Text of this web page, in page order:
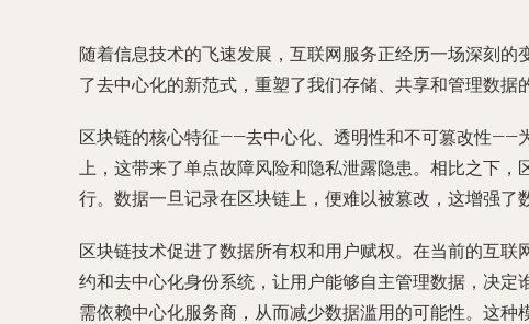
随着信息技术的飞速发展，互联网服务正经历一场深刻
了去中心化的新范式，重塑了我们存储、共享和管理数据
区块链的核心特征——去中心化、透明性和不可篡改性——
上，这带来了单点故障风险和隐私泄露隐患。相比之下
行。数据一旦记录在区块链上，便难以被篡改，这增强了
区块链技术促进了数据所有权和用户赋权。在当前的互
约和去中心化身份系统，让用户能够自主管理数据，决
需依赖中心化服务商，从而减少数据滥用的可能性。这种